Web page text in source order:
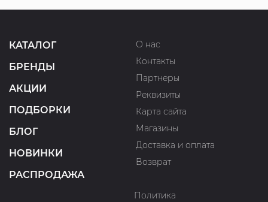
КАТАЛОГ
БРЕНДЫ
АКЦИИ
ПОДБОРКИ
БЛОГ
НОВИНКИ
РАСПРОДАЖА
О нас
Контакты
Партнеры
Реквизиты
Карта сайта
Магазины
Доставка и оплата
Возврат
Политика